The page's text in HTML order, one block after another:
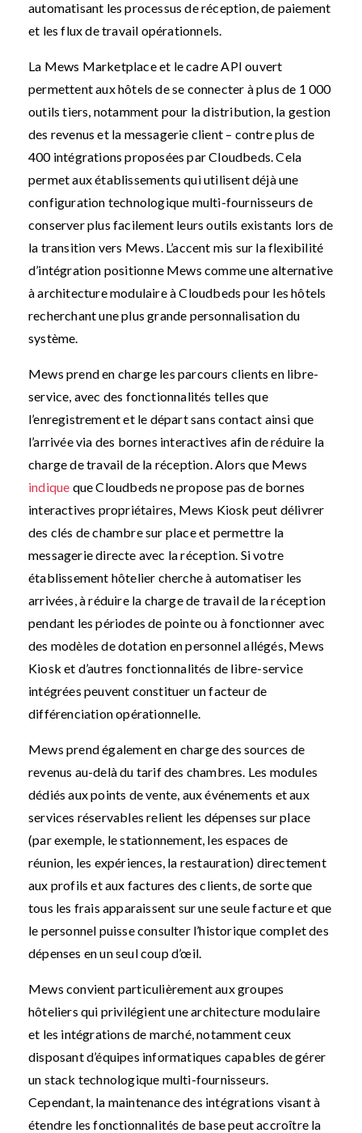
automatisant les processus de réception, de paiement
et les flux de travail opérationnels.
La Mews Marketplace et le cadre API ouvert
permettent aux hôtels de se connecter à plus de 1 000
outils tiers, notamment pour la distribution, la gestion
des revenus et la messagerie client – contre plus de
400 intégrations proposées par Cloudbeds. Cela
permet aux établissements qui utilisent déjà une
configuration technologique multi-fournisseurs de
conserver plus facilement leurs outils existants lors de
la transition vers Mews. L’accent mis sur la flexibilité
d’intégration positionne Mews comme une alternative
à architecture modulaire à Cloudbeds pour les hôtels
recherchant une plus grande personnalisation du
système.
Mews prend en charge les parcours clients en libre-
service, avec des fonctionnalités telles que
l’enregistrement et le départ sans contact ainsi que
l’arrivée via des bornes interactives afin de réduire la
charge de travail de la réception. Alors que Mews
indique que Cloudbeds ne propose pas de bornes
interactives propriétaires, Mews Kiosk peut délivrer
des clés de chambre sur place et permettre la
messagerie directe avec la réception. Si votre
établissement hôtelier cherche à automatiser les
arrivées, à réduire la charge de travail de la réception
pendant les périodes de pointe ou à fonctionner avec
des modèles de dotation en personnel allégés, Mews
Kiosk et d’autres fonctionnalités de libre-service
intégrées peuvent constituer un facteur de
différenciation opérationnelle.
Mews prend également en charge des sources de
revenus au-delà du tarif des chambres. Les modules
dédiés aux points de vente, aux événements et aux
services réservables relient les dépenses sur place
(par exemple, le stationnement, les espaces de
réunion, les expériences, la restauration) directement
aux profils et aux factures des clients, de sorte que
tous les frais apparaissent sur une seule facture et que
le personnel puisse consulter l’historique complet des
dépenses en un seul coup d’œil.
Mews convient particulièrement aux groupes
hôteliers qui privilégient une architecture modulaire
et les intégrations de marché, notamment ceux
disposant d’équipes informatiques capables de gérer
un stack technologique multi-fournisseurs.
Cependant, la maintenance des intégrations visant à
étendre les fonctionnalités de base peut accroître la